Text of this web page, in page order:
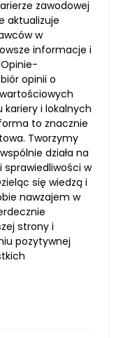
zawodowej
aktualizuje
w
informacje i
opinii o
i lokalnych
to znacznie
Tworzymy
działa na
sprawiedliwości w
się wiedzą i
nawzajem w
strony i
pozytywnej